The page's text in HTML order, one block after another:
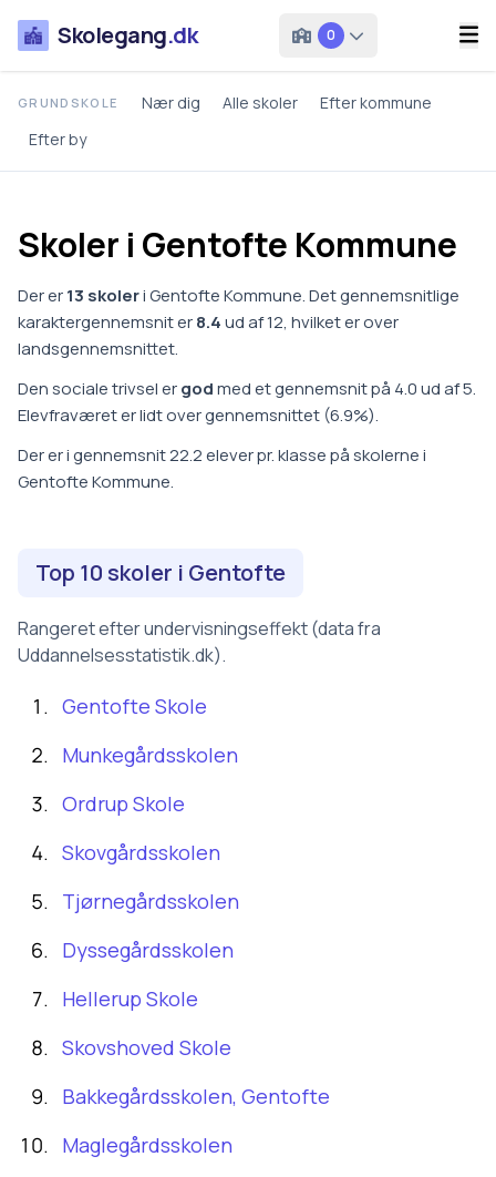
Skolegang.dk 0
GRUNDSKOLE Nær dig Alle skoler
Efter kommune
Efter by
Skoler i Gentofte Kommune
Der er13 skoleriGentofte Kommune.Det gennemsnitlige
karaktergennemsnit er8.4ud af 12, hvilket erover
landsgennemsnittet.
Den sociale trivsel ergodmed et gennemsnit på 4.0ud af 5.
Elevfraværet erlidt over gennemsnittet (6.9%).
Der er i gennemsnit22.2elever pr. klasse påskolerne i
Gentofte Kommune.
Top 10 skoler i Gentofte
Rangeret efter undervisningseffekt (data fra
Uddannelsesstatistik.dk).
Gentofte Skole
Munkegårdsskolen
Ordrup Skole
Skovgårdsskolen
Tjørnegårdsskolen
Dyssegårdsskolen
Hellerup Skole
Skovshoved Skole
Bakkegårdsskolen, Gentofte
Maglegårdsskolen